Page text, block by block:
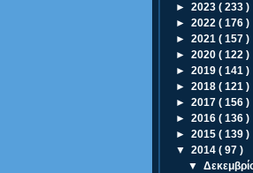
► 2023 ( 233 )
► 2022 ( 176 )
► 2021 ( 157 )
► 2020 ( 122 )
► 2019 ( 141 )
► 2018 ( 121 )
► 2017 ( 156 )
► 2016 ( 136 )
► 2015 ( 139 )
▼ 2014 ( 97 )
▼